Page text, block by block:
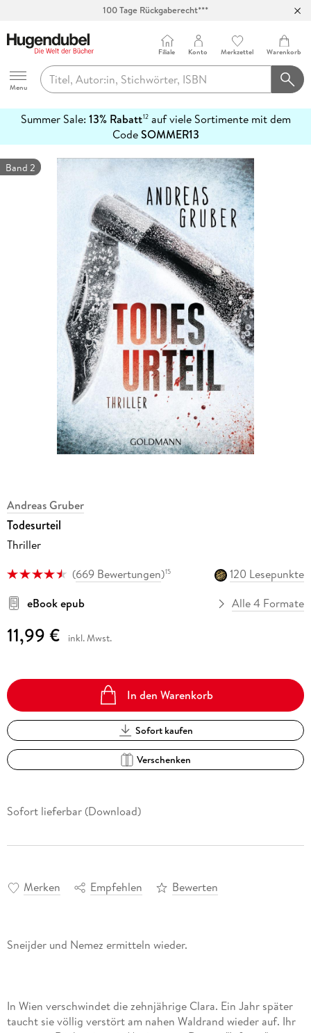
Hugendubel
Menu
Filiale Konto Merkzettel Warenkorb
Summer Sale: 13% Rabatt12auf viele Sortimente mit dem
CodeSOMMER13
erfahren
Band 2
Andreas Gruber
Todesurteil
Thriller
(669 Bewertungen)15
120 Lesepunkte
eBook epub
Alle 4 Formate
11,99 € inkl. Mwst.
In den Warenkorb
Sofort kaufen
Verschenken
Sofort lieferbar (Download)
Merken Empfehlen Bewerten
In Wien verschwindet die zehnjährige Clara. Ein Jahr später
taucht sie völlig verstört am nahen Waldrand wieder auf. Ihr